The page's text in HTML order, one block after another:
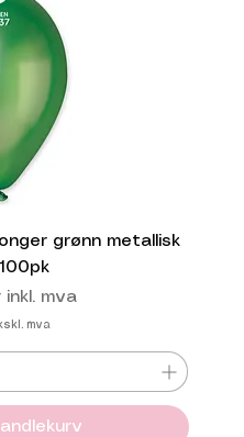
grønn metallisk
inkl. mva
mva